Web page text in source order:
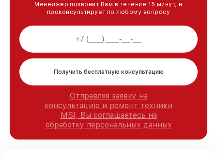
Менеджер позвонит Вам в течение 15 минут, и
проконсультирует по любому вопросу
Получить бесплатную консультацию
Отправляя заявку на
консультацию и ремонт техники
MSI, Вы соглашаетесь на
обработку персональных данных